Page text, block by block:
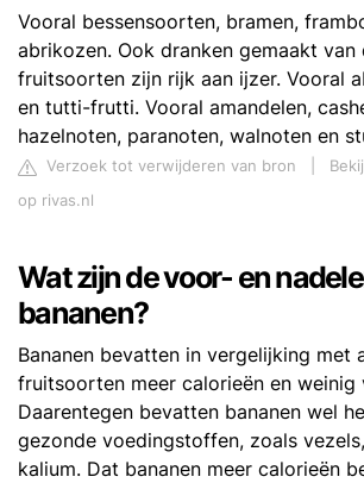
Vooral bessensoorten, bramen,
abrikozen. Ook dranken gemaakt van
fruitsoorten zijn rijk aan ijzer. Vooral
en tutti-frutti. Vooral amandelen,
hazelnoten, paranoten, walnoten en
Verzoek tot verwijderen van bron
op rivas.nl
Wat zijn de voor- en
bananen?
Bananen bevatten in vergelijking met
fruitsoorten meer calorieën en weinig
Daarentegen bevatten bananen wel
gezonde voedingstoffen, zoals
kalium. Dat bananen meer calorieën